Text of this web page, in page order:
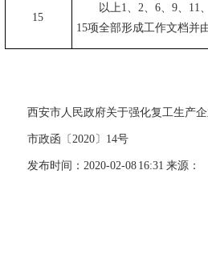
15
以上 1 2 6、 9、 11
15项全部形成工作文档并
西安市人民政府关于强化复工生产
市政函〔 2020〕 14号
发布时间： 2020-02-08 16:31 来源：